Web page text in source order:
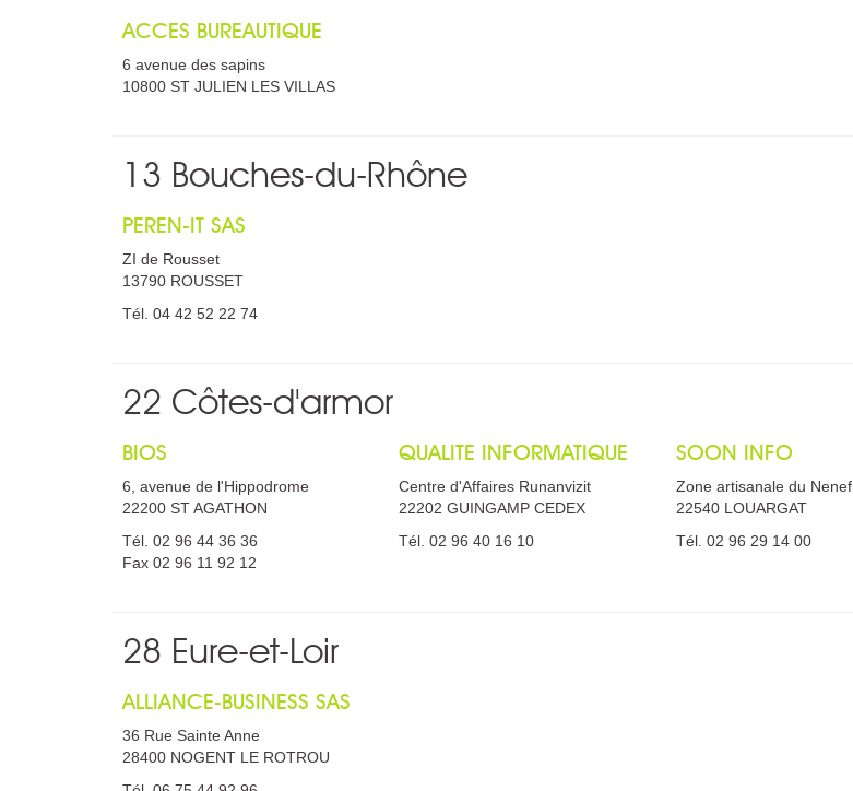
ACCES BUREAUTIQUE
6 avenue des sapins
10800 ST JULIEN LES VILLAS
13 Bouches-du-Rhône
PEREN-IT SAS
ZI de Rousset
13790 ROUSSET
Tél. 04 42 52 22 74
22 Côtes-d'armor
BIOS
6, avenue de l'Hippodrome
22200 ST AGATHON
Tél. 02 96 44 36 36
Fax 02 96 11 92 12
QUALITE INFORMATIQUE
Centre d'Affaires Runanvizit
22202 GUINGAMP CEDEX
Tél. 02 96 40 16 10
SOON INFO
Zone artisanale du Nenef
22540 LOUARGAT
Tél. 02 96 29 14 00
28 Eure-et-Loir
ALLIANCE-BUSINESS SAS
36 Rue Sainte Anne
28400 NOGENT LE ROTROU